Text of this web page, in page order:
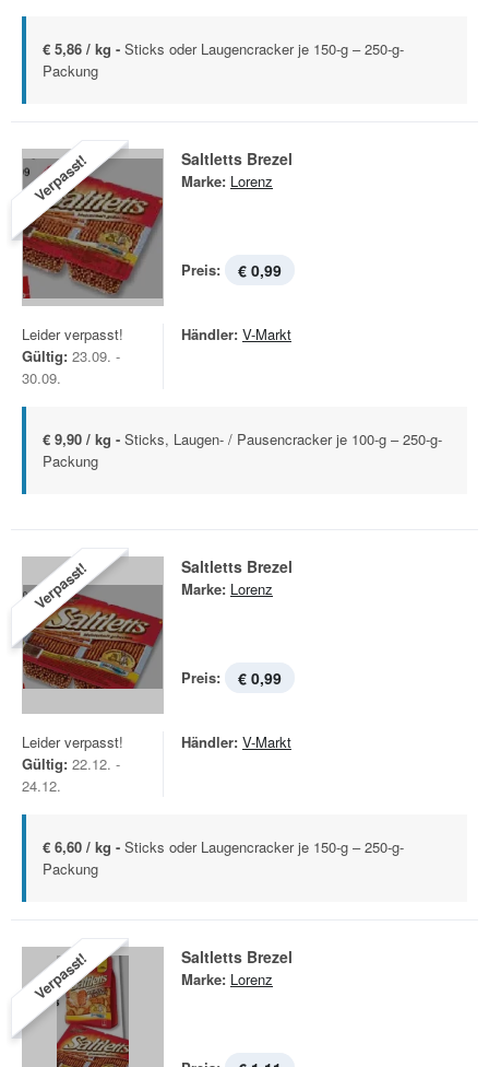
€ 5,86 / kg - Sticks oder Laugencracker je 150-g – 250-g-
Packung
Verpasst! Saltletts Brezel
Marke: Lorenz
Preis: € 0,99
Leider verpasst!
Gültig: 23.09. -
30.09.
Händler: V-Markt
€ 9,90 / kg - Sticks, Laugen- / Pausencracker je 100-g – 250-g-
Packung
Verpasst! Saltletts Brezel
Marke: Lorenz
Preis: € 0,99
Leider verpasst!
Gültig: 22.12. -
24.12.
Händler: V-Markt
€ 6,60 / kg - Sticks oder Laugencracker je 150-g – 250-g-
Packung
Verpasst! Saltletts Brezel
Marke: Lorenz